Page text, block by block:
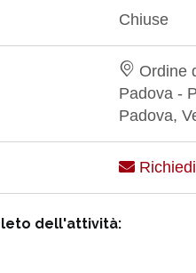
Chiuse
Ordine
Padova -
Padova,
Richiedi
dell'attività: